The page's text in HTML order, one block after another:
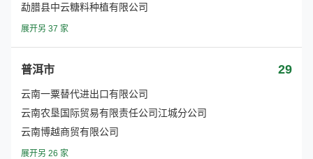
勐腊县中云糖料种植有限公司
展开另 37 家
普洱市 29
云南一粟替代进出口有限公司
云南农垦国际贸易有限责任公司江城分公司
云南博越商贸有限公司
展开另 26 家